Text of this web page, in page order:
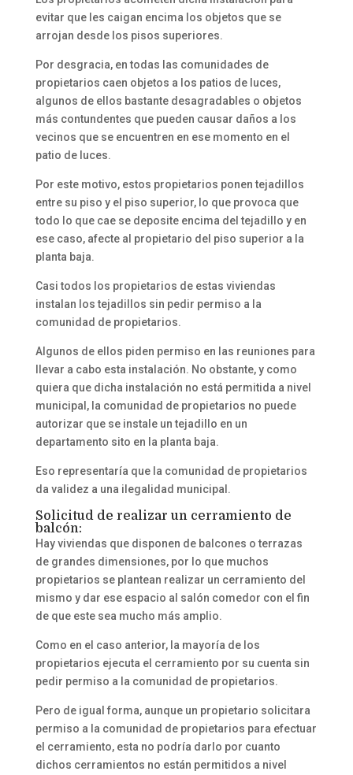
evitar que les caigan encima los objetos que se
arrojan desde los pisos superiores.
Por desgracia, en todas las comunidades de
propietarios caen objetos a los patios de luces,
algunos de ellos bastante desagradables o objetos
más contundentes que pueden causar daños a los
vecinos que se encuentren en ese momento en el
patio de luces.
Por este motivo, estos propietarios ponen tejadillos
entre su piso y el piso superior, lo que provoca que
todo lo que cae se deposite encima del tejadillo y en
ese caso, afecte al propietario del piso superior a la
planta baja.
Casi todos los propietarios de estas viviendas
instalan los tejadillos sin pedir permiso a la
comunidad de propietarios.
Algunos de ellos piden permiso en las reuniones para
llevar a cabo esta instalación. No obstante, y como
quiera que dicha instalación no está permitida a nivel
municipal, la comunidad de propietarios no puede
autorizar que se instale un tejadillo en un
departamento sito en la planta baja.
Eso representaría que la comunidad de propietarios
da validez a una ilegalidad municipal.
Solicitud de realizar un cerramiento de
balcón:
Hay viviendas que disponen de balcones o terrazas
de grandes dimensiones, por lo que muchos
propietarios se plantean realizar un cerramiento del
mismo y dar ese espacio al salón comedor con el fin
de que este sea mucho más amplio.
Como en el caso anterior, la mayoría de los
propietarios ejecuta el cerramiento por su cuenta sin
pedir permiso a la comunidad de propietarios.
Pero de igual forma, aunque un propietario solicitara
permiso a la comunidad de propietarios para efectuar
el cerramiento, esta no podría darlo por cuanto
dichos cerramientos no están permitidos a nivel